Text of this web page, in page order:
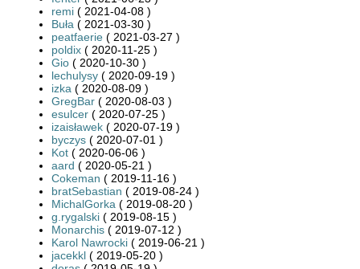
remi ( 2021-04-08 )
Buła ( 2021-03-30 )
peatfaerie ( 2021-03-27 )
poldix ( 2020-11-25 )
Gio ( 2020-10-30 )
lechulysy ( 2020-09-19 )
izka ( 2020-08-09 )
GregBar ( 2020-08-03 )
esulcer ( 2020-07-25 )
izaisławek ( 2020-07-19 )
byczys ( 2020-07-01 )
Kot ( 2020-06-06 )
aard ( 2020-05-21 )
Cokeman ( 2019-11-16 )
bratSebastian ( 2019-08-24 )
MichalGorka ( 2019-08-20 )
g.rygalski ( 2019-08-15 )
Monarchis ( 2019-07-12 )
Karol Nawrocki ( 2019-06-21 )
jacekkl ( 2019-05-20 )